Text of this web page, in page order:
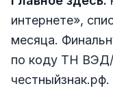
интернете»,
месяца.
по коду ТН
честныйзнак.рф.